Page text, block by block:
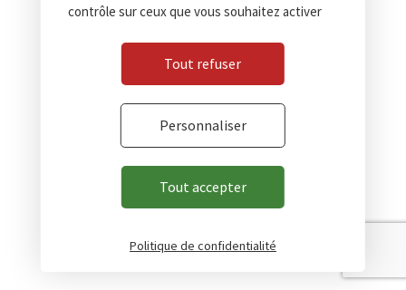
contrôle sur ceux que vous souhaitez activer
Tout accepter
Tout refuser
Personnaliser
Politique de confidentialité